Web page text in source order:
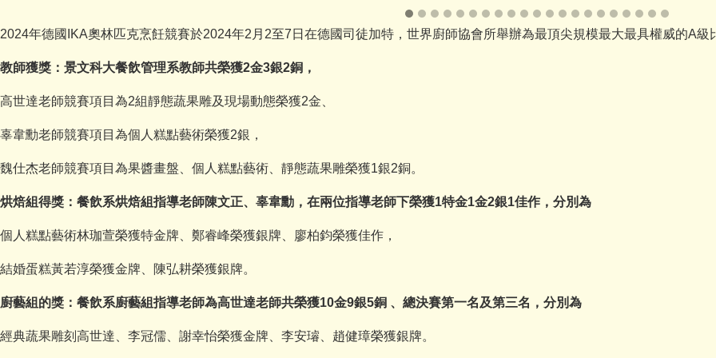
2024年德國IKA奧林匹克烹飪競賽於2024年2月2至7日在德國司徒加特，世界廚師協會所舉辦為最頂尖規模最大最具權威的A級
教師獲獎：景文科大餐飲管理系教師共榮獲2金3銀2銅，
高世達老師競賽項目為2組靜態蔬果雕及現場動態榮獲2金、
辜韋勳老師競賽項目為個人糕點藝術榮獲2銀，
魏仕杰老師競賽項目為果醬畫盤、個人糕點藝術、靜態蔬果雕榮獲1銀2銅。
烘焙組得獎：餐飲系烘焙組指導老師陳文正、辜韋勳，在兩位指導老師下榮獲1特金1金2銀1佳作，分別為
個人糕點藝術林珈萱榮獲特金牌、鄭睿峰榮獲銀牌、廖柏鈞榮獲佳作，
結婚蛋糕黃若淳榮獲金牌、陳弘耕榮獲銀牌。
廚藝組的獎：餐飲系廚藝組指導老師為高世達老師共榮獲10金9銀5銅 、總決賽第一名及第三名，分別為
經典蔬果雕刻高世達、李冠儒、謝幸怡榮獲金牌、李安璿、趙健璋榮獲銀牌。